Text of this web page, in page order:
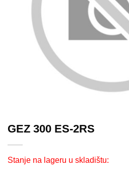
GEZ 300 ES-2RS
Stanje na lageru u skladištu: